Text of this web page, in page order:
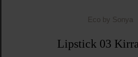
Eco by Sonya
Lipstick 03